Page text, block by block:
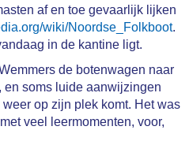
af en toe gevaarlijk lijken
wiki/Noordse_Folkboot.
in de kantine ligt.
de botenwagen naar
en soms luide aanwijzingen
op zijn plek komt. Het was
veel leermomenten, voor,